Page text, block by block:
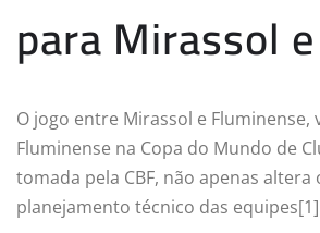
para Mirassol
O jogo entre Mirassol e
Fluminense na Copa do Mundo de
tomada pela CBF, não apenas
planejamento técnico das